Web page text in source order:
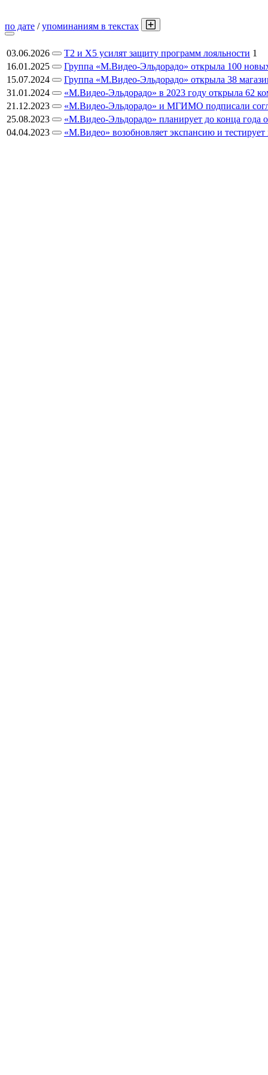
по дате /упоминаниям в текстах
03.06.2026 T2 и Х5 усилят защиту программ лояльности 1
16.01.2025
Группа «М.Видео-Эльдорадо» открыла 100
15.07.2024
Группа «М.Видео-Эльдорадо» открыла 38
31.01.2024
«М.Видео-Эльдорадо» в 2023 году открыла 62
21.12.2023
«М.Видео-Эльдорадо» и МГИМО подписали
25.08.2023
«М.Видео-Эльдорадо» планирует до конца года
04.04.2023
«М.Видео» возобновляет экспансию и